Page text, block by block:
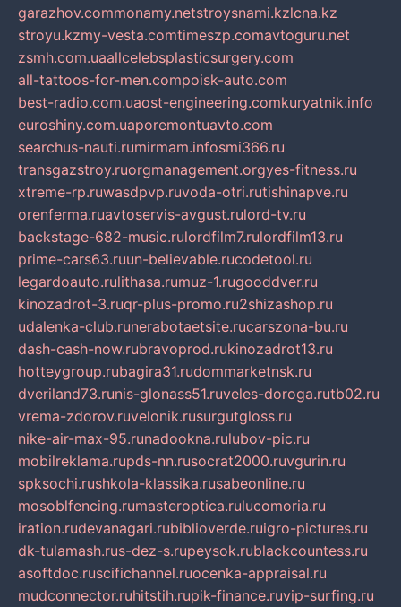
garazhov.commonamy.netstroysnami.kzlcna.kz
stroyu.kzmy-vesta.comtimeszp.comavtoguru.net
zsmh.com.uaallcelebsplasticsurgery.com
all-tattoos-for-men.compoisk-auto.com
best-radio.com.uaost-engineering.comkuryatnik.info
euroshiny.com.uaporemontuavto.com
searchus-nauti.rumirmam.infosmi366.ru
transgazstroy.ruorgmanagement.orgyes-fitness.ru
xtreme-rp.ruwasdpvp.ruvoda-otri.rutishinapve.ru
orenferma.ruavtoservis-avgust.rulord-tv.ru
backstage-682-music.rulordfilm7.rulordfilm13.ru
prime-cars63.ruun-believable.rucodetool.ru
legardoauto.rulithasa.rumuz-1.rugooddver.ru
kinozadrot-3.ruqr-plus-promo.ru2shizashop.ru
udalenka-club.runerabotaetsite.rucarszona-bu.ru
dash-cash-now.rubravoprod.rukinozadrot13.ru
hotteygroup.rubagira31.rudommarketnsk.ru
dveriland73.runis-glonass51.ruveles-doroga.rutb02.ru
vrema-zdorov.ruvelonik.rusurgutgloss.ru
nike-air-max-95.runadookna.rulubov-pic.ru
mobilreklama.rupds-nn.rusocrat2000.ruvgurin.ru
spksochi.rushkola-klassika.rusabeonline.ru
mosoblfencing.rumasteroptica.rulucomoria.ru
iration.rudevanagari.rubiblioverde.ruigro-pictures.ru
dk-tulamash.rus-dez-s.rupeysok.rublackcountess.ru
asoftdoc.ruscifichannel.ruocenka-appraisal.ru
mudconnector.ruhitstih.rupik-finance.ruvip-surfing.ru